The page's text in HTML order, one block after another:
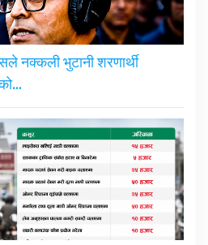
नक्कली भुटानी शरणार्थी